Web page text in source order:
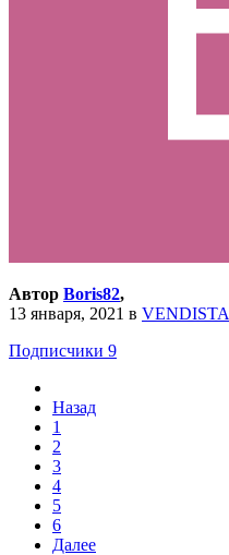
Автор Boris82,
13 января, 2021 в VENDISTA
Подписчики 9
Назад
1
2
3
4
5
6
Далее